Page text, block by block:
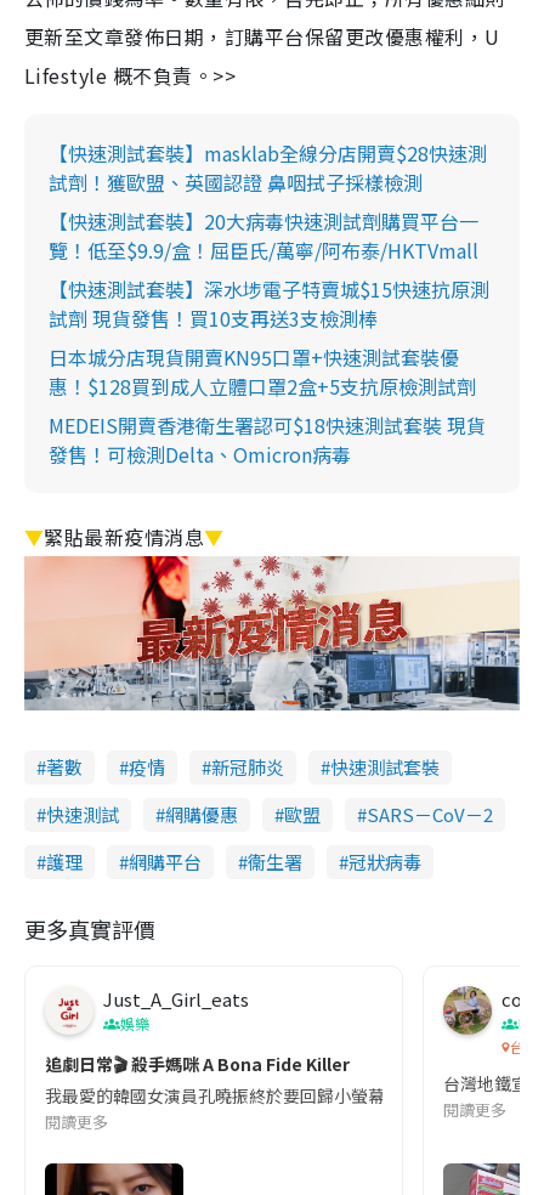
更新至文章發佈日期，訂購平台保留更改優惠權利，U
Lifestyle 概不負責。>>
【快速測試套裝】masklab全線分店開賣$28快速測
試劑！獲歐盟、英國認證 鼻咽拭子採樣檢測
【快速測試套裝】20大病毒快速測試劑購買平台一
覽！低至$9.9/盒！屈臣氏/萬寧/阿布泰/HKTVmall
【快速測試套裝】深水埗電子特賣城$15快速抗原測
試劑 現貨發售！買10支再送3支檢測棒
日本城分店現貨開賣KN95口罩+快速測試套裝優
惠！$128買到成人立體口罩2盒+5支抗原檢測試劑
MEDEIS開賣香港衛生署認可$18快速測試套裝 現貨
發售！可檢測Delta、Omicron病毒
▼緊貼最新疫情消息▼
著數 疫情 新冠肺炎
快速測試套裝
快速測試
網購優惠 歐盟
SARS－CoV－2
護理
網購平台 衞生署 冠狀病毒
更多真實評價
Just_A_Girl_eats
娛樂
追劇日常🎬 殺手媽咪 A Bona Fide Killer
我最愛的韓國女演員孔曉振終於要回歸小螢幕啦!這次的劇本改編
閱讀更多
co
吹
台灣
台灣地鐵宣
閱讀更多